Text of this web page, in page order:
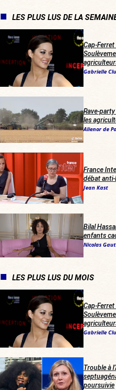
LES PLUS LUS DE LA
Cap-
Gabrielle
Rave-
les
Alienor de
France
débat anti-
Jean Kast
Bilal
enfants
Nicolas
LES PLUS LUS DU MOIS
Cap-
Gabrielle
Trouble à
poursuivie